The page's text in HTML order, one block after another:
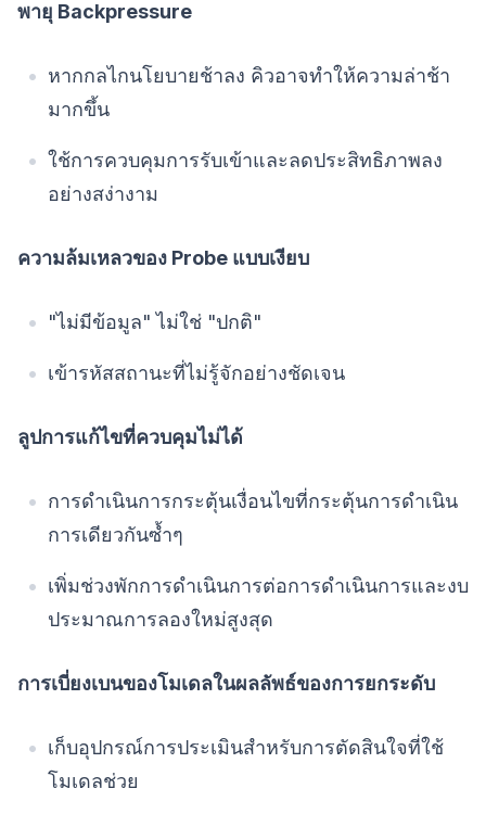
พายุ Backpressure
หากกลไกนโยบายช้าลง คิวอาจทำให้ความล่าช้า
มากขึ้น
ใช้การควบคุมการรับเข้าและลดประสิทธิภาพลง
อย่างสง่างาม
ความล้มเหลวของ Probe แบบเงียบ
"ไม่มีข้อมูล" ไม่ใช่ "ปกติ"
เข้ารหัสสถานะที่ไม่รู้จักอย่างชัดเจน
ลูปการแก้ไขที่ควบคุมไม่ได้
การดำเนินการกระตุ้นเงื่อนไขที่กระตุ้นการดำเนิน
การเดียวกันซ้ำๆ
เพิ่มช่วงพักการดำเนินการต่อการดำเนินการและงบ
ประมาณการลองใหม่สูงสุด
การเบี่ยงเบนของโมเดลในผลลัพธ์ของการยกระดับ
เก็บอุปกรณ์การประเมินสำหรับการตัดสินใจที่ใช้
โมเดลช่วย